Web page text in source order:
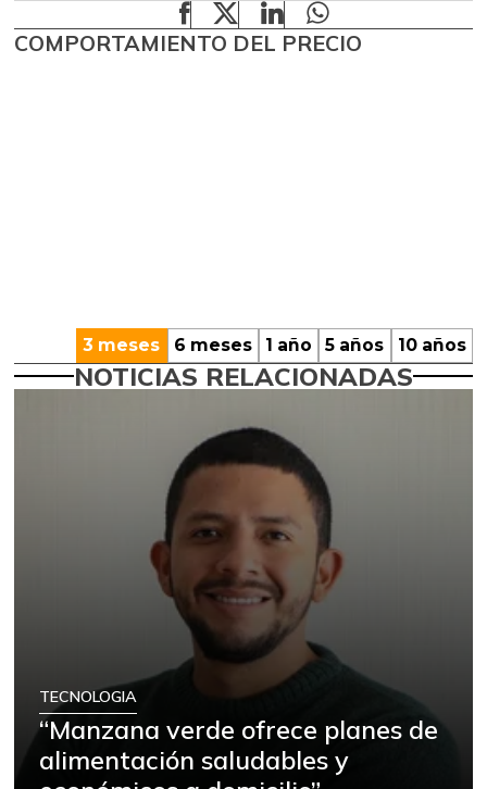
COMPORTAMIENTO DEL PRECIO
3 meses 6 meses 1 año 5 años 10 años
NOTICIAS RELACIONADAS
TECNOLOGIA
“Manzana verde ofrece planes de
alimentación saludables y